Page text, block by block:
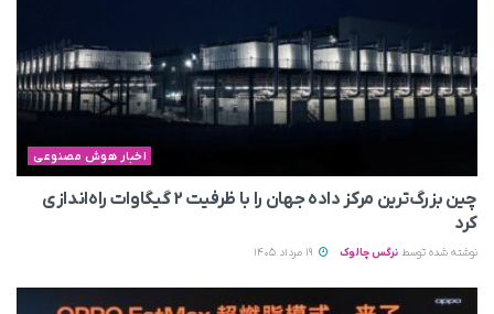
اخبار هوش مصنوعی
چین بزرگ‌ترین مرکز داده جهان را با ظرفیت ۲ گیگاوات راه‌اندازی
کرد
نوشته شده توسط نرگس چالوک